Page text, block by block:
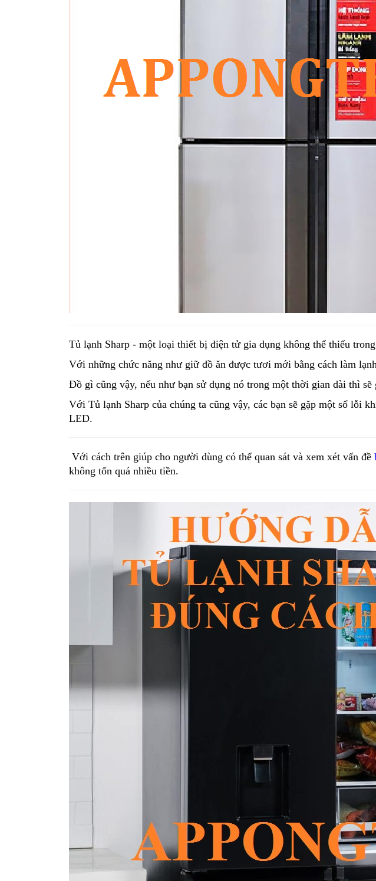
Tủ lạnh Sharp - một loại thiết bị điện tử gia dụng không thể thiếu
Với những chức năng như giữ đồ ăn được tươi mới bằng cách làm
Đồ gì cũng vậy, nếu như bạn sử dụng nó trong một thời gian dài thì
Với Tủ lạnh Sharp của chúng ta cũng vậy, các bạn sẽ gặp một số lỗi
LED.
Với cách trên giúp cho người dùng có thể quan sát và xem xét vấn đề
không tốn quá nhiều tiền.